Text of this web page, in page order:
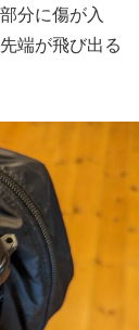
分に傷が入
端が飛び出る